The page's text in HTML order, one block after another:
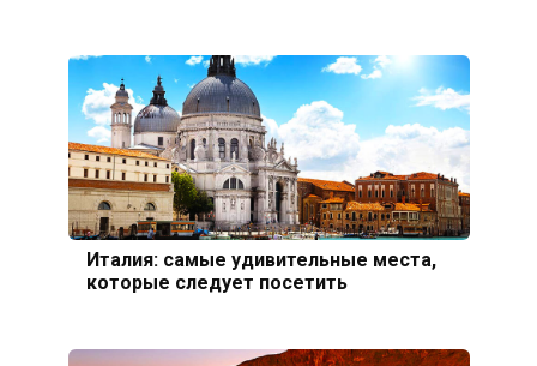
Италия: самые удивительные места,
которые следует посетить